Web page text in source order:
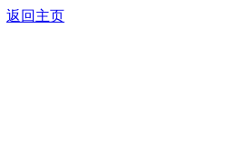
返回主页